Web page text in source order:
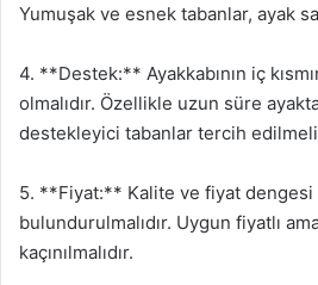
Yumuşak ve esnek tabanlar, ayak
4. **Destek:** Ayakkabının iç
olmalıdır. Özellikle uzun süre
destekleyici tabanlar tercih
5. **Fiyat:** Kalite ve fiyat dengesi
bulundurulmalıdır. Uygun fiyatlı
kaçınılmalıdır.